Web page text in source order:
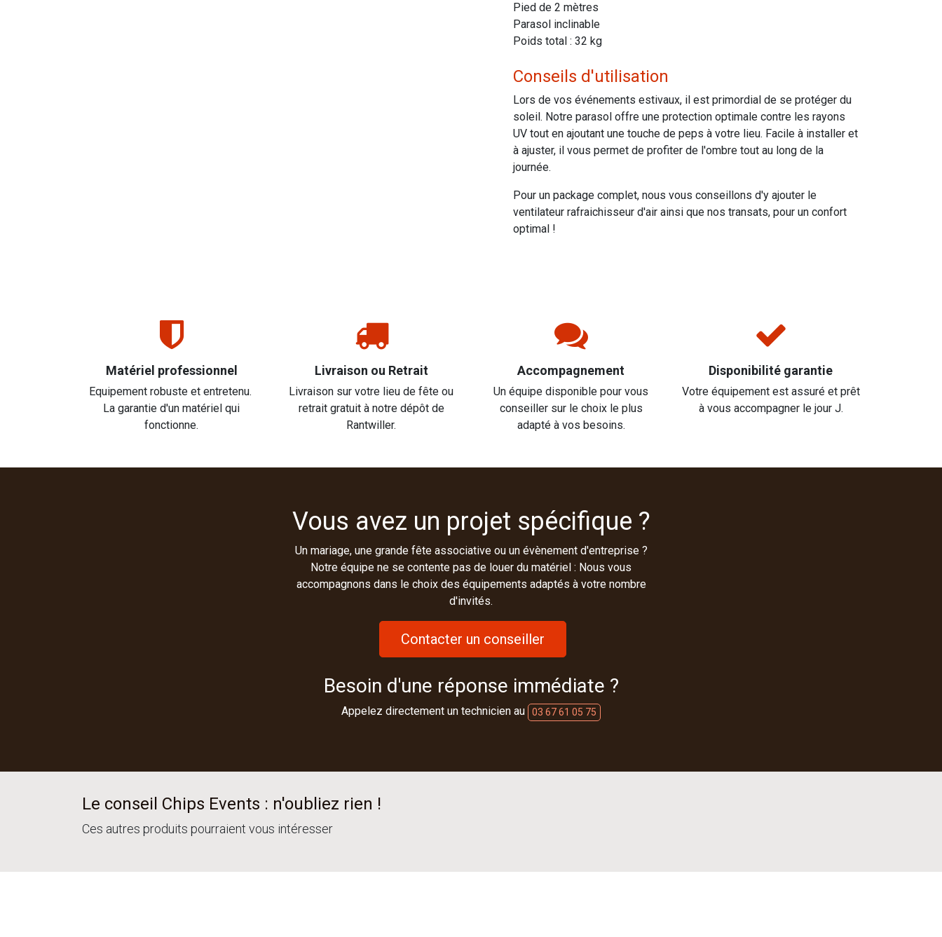
Pied de 2 mètres
Parasol inclinable
Poids total : 32 kg
Conseils d'utilisation
Lors de vos événements estivaux, il est primordial de se protéger du
soleil. Notre parasol offre une protection optimale contre les rayons
UV tout en ajoutant une touche de peps à votre lieu. Facile à installer et
à ajuster, il vous permet de profiter de l'ombre tout au long de la
journée.
Pour un package complet, nous vous conseillons d'y ajouter le
ventilateur rafraichisseur d'air ainsi que nos transats, pour un confort
optimal !
Matériel professionnel
Equipement robuste et entretenu.
La garantie d'un matériel qui
fonctionne.
Livraison ou Retrait
Livraison sur votre lieu de fête ou
retrait gratuit à notre dépôt de
Rantwiller.
Accompagnement
Un équipe disponible pour vous
conseiller sur le choix le plus
adapté à vos besoins.
Disponibilité garantie
Votre équipement est assuré et prêt
à vous accompagner le jour J.
Vous avez un projet spécifique ?
Un mariage, une grande fête associative ou un évènement d'entreprise ?
Notre équipe ne se contente pas de louer du matériel : Nous vous
accompagnons dans le choix des équipements adaptés à votre nombre
d'invités.
Contacter un conseiller
Besoin d'une réponse immédiate ?
Appelez directement un technicien au 03 67 61 05 75
Le conseil Chips Events : n'oubliez rien !
Ces autres produits pourraient vous intéresser